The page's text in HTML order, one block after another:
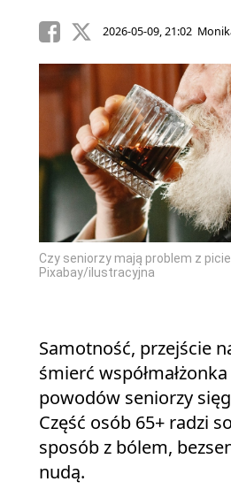
2026-05-09, 21:02
Czy seniorzy mają problem z
Pixabay/ilustracyjna
Samotność, przejście
śmierć
powodów seniorzy
Część osób 65+ radzi
sposób z bólem,
nudą.